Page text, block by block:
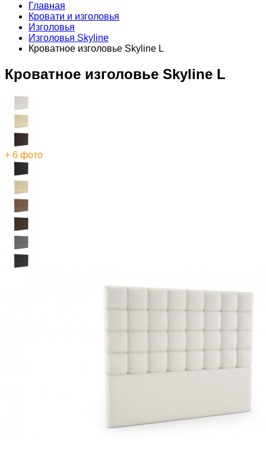
Главная
Кровати и изголовья
Изголовья
Изголовья Skyline
Кроватное изголовье Skyline L
Кроватное изголовье Skyline L
+ 6 фото